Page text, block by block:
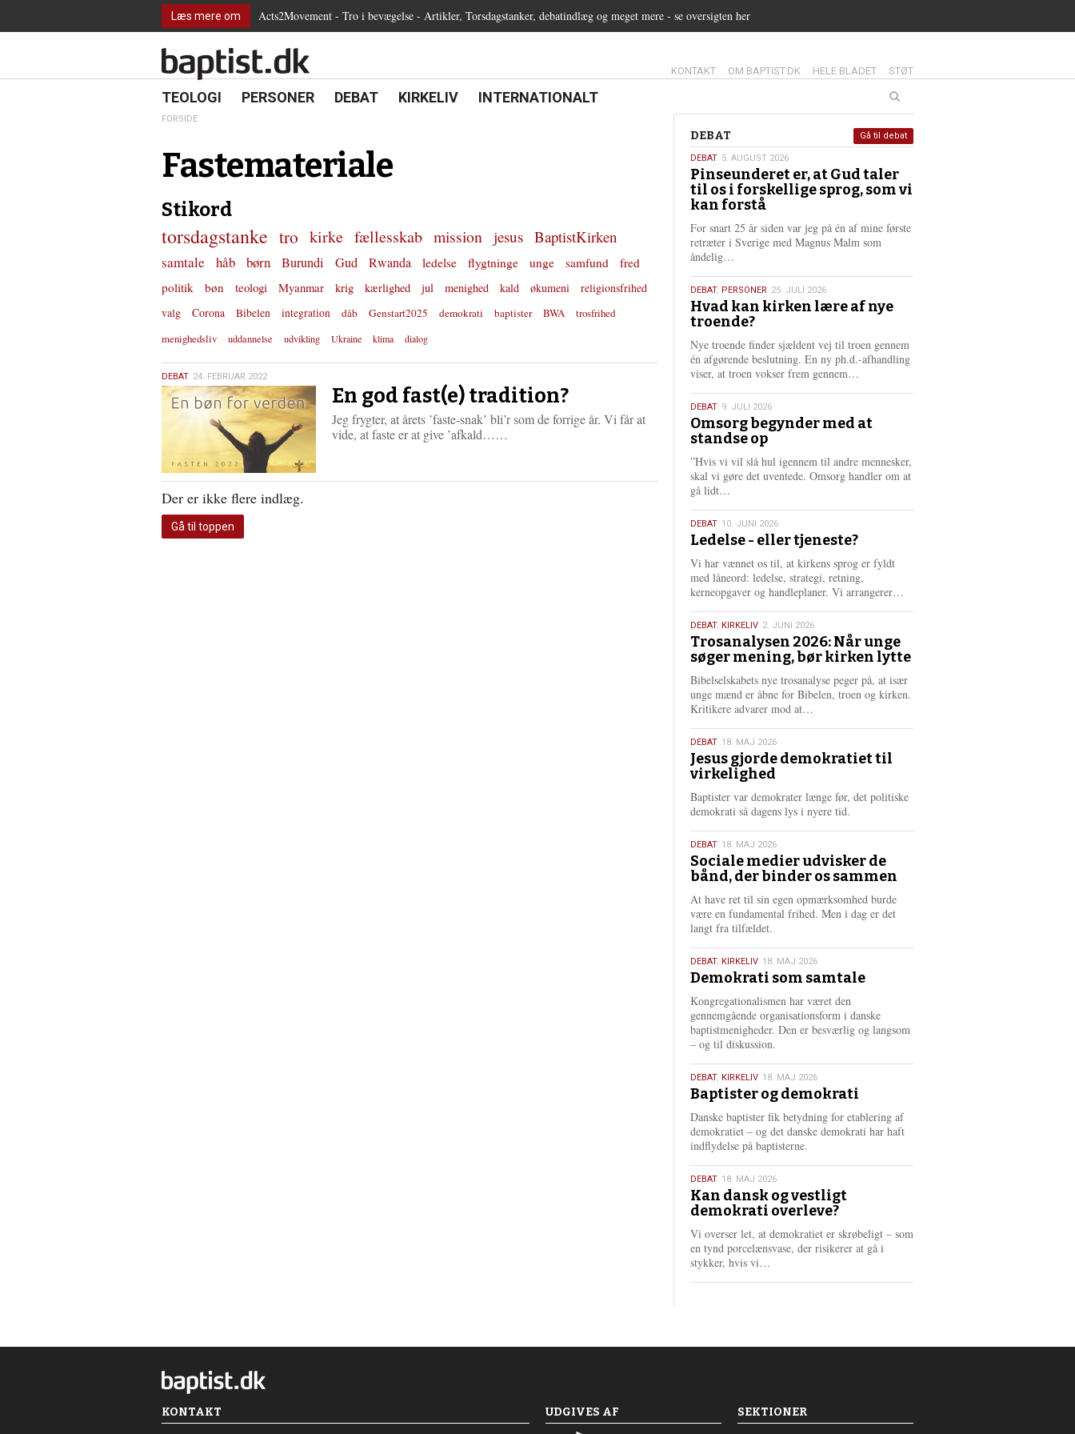
gå
for
6.0:
Internationalt
Læs mere om Acts2Movement - Tro i bevægelse - Artikler, Torsdagstanker, debatindlæg og meget mere - se oversigten her
13.0:
KONTAKT 14.0:
OM BAPTIST.DK 15.0:
HELE BLADET 16.0:
STØT
18.0:
TEOLOGI 19.0:
PERSONER 20.0:
DEBAT 21.0:
KIRKELIV 22.0:
INTERNATIONALT
FORSIDE
Fastemateriale
Stikord
torsdagstanke tro kirke fællesskab mission jesus BaptistKirken
samtale håb børn Burundi Gud Rwanda ledelse flygtninge unge samfund
fred
politik
bøn teologi Myanmar krig kærlighed jul menighed kald økumeni
religionsfrihed
valg
Corona Bibelen integration dåb Genstart2025 demokrati baptister BWA
trosfrihed
menighedsliv
uddannelse udvikling Ukraine klima dialog
24.
februar
2022
DEBAT 24. FEBRUAR 2022
En god fast(e) tradition?
Jeg frygter, at årets ’faste-snak’ bli’r som de forrige år. Vi får at
vide, at faste er at give ’afkald……
m
Der er ikke flere indlæg.
Gå til toppen
Debat
DEBAT
5.
august
2026
DEBAT 5. AUGUST 2026
Pinseunderet er, at Gud taler
til os i forskellige sprog, som vi
kan forstå
For snart 25 år siden var jeg på én af mine første
retræter i Sverige med Magnus Malm som
åndelig…
s
m
e
r
e
25.
juli
2026
DEBAT, PERSONER 25. JULI 2026
Hvad kan kirken lære af nye
troende?
Nye troende finder sjældent vej til troen gennem
én afgørende beslutning. En ny ph.d.-afhandling
viser, at troen vokser frem gennem…
e
e
9.
juli
2026
DEBAT 9. JULI 2026
Omsorg begynder med at
standse op
”Hvis vi vil slå hul igennem til andre mennesker,
skal vi gøre det uventede. Omsorg handler om at
gå lidt…
s
e
r
e
10.
juni
2026
DEBAT 10. JUNI 2026
Ledelse - eller tjeneste?
Vi har vænnet os til, at kirkens sprog er fyldt
med låneord: ledelse, strategi, retning,
kerneopgaver og handleplaner. Vi arrangerer…
r
e
2.
juni
2026
DEBAT, KIRKELIV 2. JUNI 2026
Trosanalysen 2026: Når unge
søger mening, bør kirken lytte
Bibelselskabets nye trosanalyse peger på, at især
unge mænd er åbne for Bibelen, troen og kirken.
Kritikere advarer mod at…
e
e
18.
maj
2026
DEBAT 18. MAJ 2026
Jesus gjorde demokratiet til
virkelighed
Baptister var demokrater længe før, det politiske
demokrati så dagens lys i nyere tid.
18.
maj
2026
DEBAT 18. MAJ 2026
Sociale medier udvisker de
bånd, der binder os sammen
At have ret til sin egen opmærksomhed burde
være en fundamental frihed. Men i dag er det
langt fra tilfældet.
18.
maj
2026
DEBAT, KIRKELIV 18. MAJ 2026
Demokrati som samtale
Kongregationalismen har været den
gennemgående organisationsform i danske
baptistmenigheder. Den er besværlig og langsom
– og til diskussion.
18.
maj
2026
DEBAT, KIRKELIV 18. MAJ 2026
Baptister og demokrati
Danske baptister fik betydning for etablering af
demokratiet – og det danske demokrati har haft
indflydelse på baptisterne.
18.
maj
2026
DEBAT 18. MAJ 2026
Kan dansk og vestligt
demokrati overleve?
Vi overser let, at demokratiet er skrøbeligt – som
en tynd porcelænsvase, der risikerer at gå i
stykker, hvis vi…
e
Gå til debat
KONTAKT UDGIVES AF SEKTIONER